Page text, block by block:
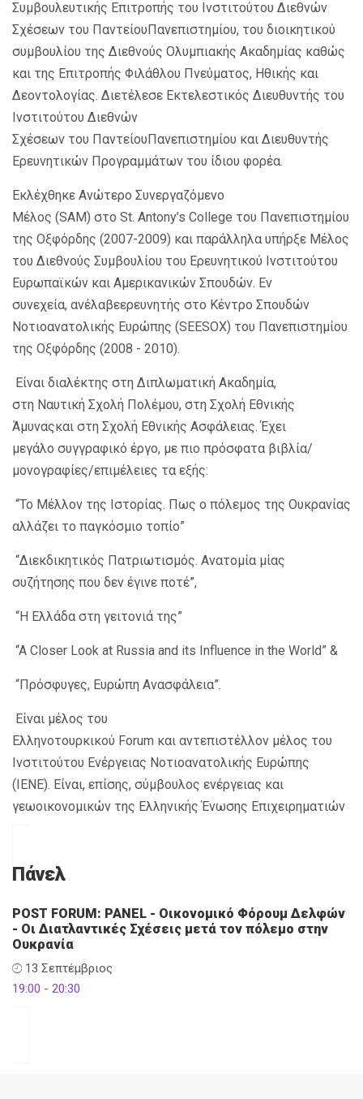
Συμβουλευτικής Επιτροπής του Ινστιτούτου Διεθνών
Σχέσεων του ΠαντείουΠανεπιστημίου, του διοικητικού
συμβουλίου της Διεθνούς Ολυμπιακής Ακαδημίας καθώς
και της Επιτροπής Φιλάθλου Πνεύματος, Ηθικής και
Δεοντολογίας. Διετέλεσε Εκτελεστικός Διευθυντής του
Ινστιτούτου Διεθνών
Σχέσεων του ΠαντείουΠανεπιστημίου και Διευθυντής
Ερευνητικών Προγραμμάτων του ίδιου φορέα.
Εκλέχθηκε Ανώτερο Συνεργαζόμενο
Μέλος (SAM) στο St. Antony’s College του Πανεπιστημίου
της Οξφόρδης (2007-2009) και παράλληλα υπήρξε Μέλος
του Διεθνούς Συμβουλίου του Ερευνητικού Ινστιτούτου
Ευρωπαϊκών και Αμερικανικών Σπουδών. Εν
συνεχεία, ανέλαβεερευνητής στο Κέντρο Σπουδών
Νοτιοανατολικής Ευρώπης (SEESOX) του Πανεπιστημίου
της Οξφόρδης (2008 - 2010).
Είναι διαλέκτης στη Διπλωματική Ακαδημία,
στη Ναυτική Σχολή Πολέμου, στη Σχολή Εθνικής
Άμυναςκαι στη Σχολή Εθνικής Ασφάλειας. Έχει
μεγάλο συγγραφικό έργο, με πιο πρόσφατα βιβλία/
μονογραφίες/επιμέλειες τα εξής:
“Το Μέλλον της Ιστορίας. Πως ο πόλεμος της Ουκρανίας
αλλάζει το παγκόσμιο τοπίο”
“Διεκδικητικός Πατριωτισμός. Ανατομία μίας
συζήτησης που δεν έγινε ποτέ”,
“Η Ελλάδα στη γειτονιά της”
“A Closer Look at Russia and its Influence in the World” &
“Πρόσφυγες, Ευρώπη Ανασφάλεια”.
Είναι μέλος του
Ελληνοτουρκικού Forum και αντεπιστέλλον μέλος του
Ινστιτούτου Ενέργειας Νοτιοανατολικής Ευρώπης
(ΙΕΝΕ). Είναι, επίσης, σύμβουλος ενέργειας και
γεωοικονομικών της Ελληνικής Ένωσης Επιχειρηματιών
Πάνελ
POST FORUM: PANEL - Οικονομικό Φόρουμ Δελφών
- Οι Διατλαντικές Σχέσεις μετά τον πόλεμο στην
Ουκρανία
13 Σεπτέμβριος
19:00 - 20:30